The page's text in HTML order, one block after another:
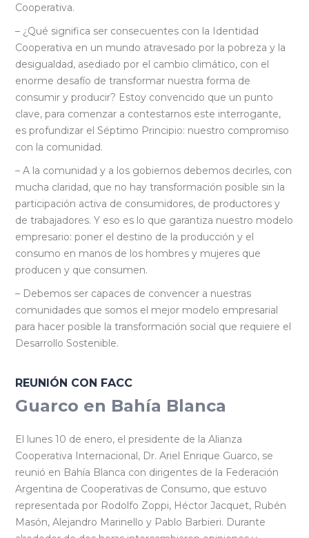
Cooperativa.
– ¿Qué significa ser consecuentes con la Identidad
Cooperativa en un mundo atravesado por la pobreza y la
desigualdad, asediado por el cambio climático, con el
enorme desafío de transformar nuestra forma de
consumir y producir? Estoy convencido que un punto
clave, para comenzar a contestarnos este interrogante,
es profundizar el Séptimo Principio: nuestro compromiso
con la comunidad.
– A la comunidad y a los gobiernos debemos decirles, con
mucha claridad, que no hay transformación posible sin la
participación activa de consumidores, de productores y
de trabajadores. Y eso es lo que garantiza nuestro modelo
empresario: poner el destino de la producción y el
consumo en manos de los hombres y mujeres que
producen y que consumen.
– Debemos ser capaces de convencer a nuestras
comunidades que somos el mejor modelo empresarial
para hacer posible la transformación social que requiere el
Desarrollo Sostenible.
REUNIÓN CON FACC
Guarco en Bahía Blanca
El lunes 10 de enero, el presidente de la Alianza
Cooperativa Internacional, Dr. Ariel Enrique Guarco, se
reunió en Bahía Blanca con dirigentes de la Federación
Argentina de Cooperativas de Consumo, que estuvo
representada por Rodolfo Zoppi, Héctor Jacquet, Rubén
Masón, Alejandro Marinello y Pablo Barbieri. Durante